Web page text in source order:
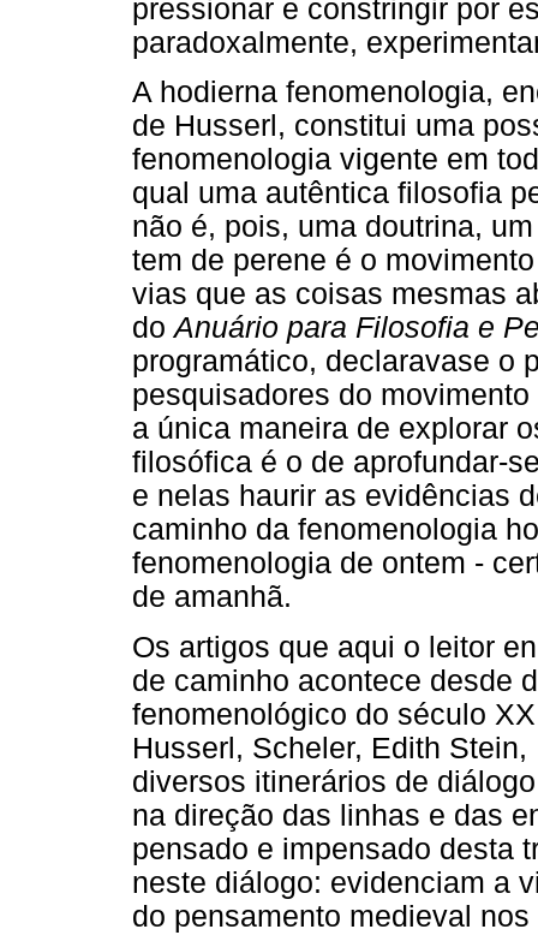
pressionar e constringir por
paradoxalmente,
A hodierna fenomenologia,
de Husserl, constitui uma
fenomenologia vigente em
qual uma autêntica filosofia
não é, pois, uma doutrina,
tem de perene é o
vias que as coisas mesmas
doAnuário para Filosofia e
programático, declaravase o
pesquisadores do
a única maneira de explorar
filosófica é o de aprofundar-
e nelas haurir as evidências
caminho da fenomenologia
fenomenologia de ontem -
de amanhã.
Os artigos que aqui o leitor
de caminho acontece desde
fenomenológico do século
Husserl, Scheler, Edith
diversos itinerários de
na direção das linhas e das
pensado e impensado desta
neste diálogo: evidenciam a
do pensamento medieval